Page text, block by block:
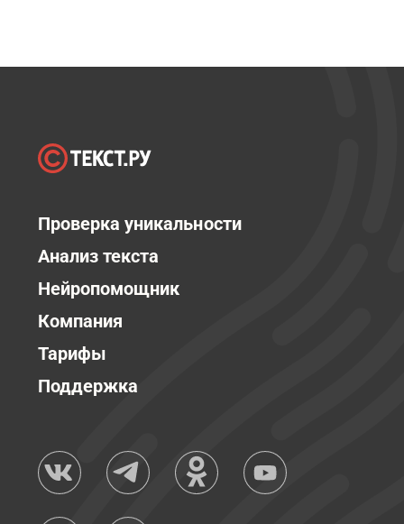
Проверка уникальности
Анализ текста
Нейропомощник
Компания
Тарифы
Поддержка